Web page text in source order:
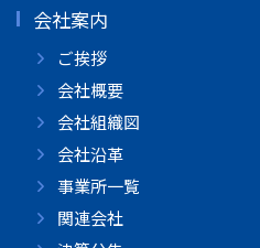
会社案内
ご挨拶
会社概要
会社組織図
会社沿革
事業所一覧
関連会社